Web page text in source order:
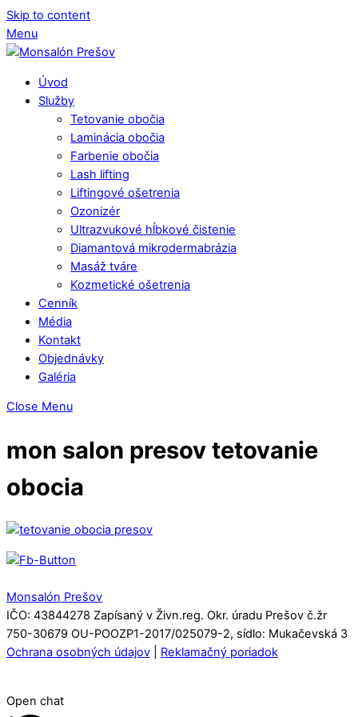
Skip to content
Menu
Úvod
Služby
Tetovanie obočia
Laminácia obočia
Farbenie obočia
Lash lifting
Liftingové ošetrenia
Ozonizér
Ultrazvukové hĺbkové čistenie
Diamantová mikrodermabrázia
Masáž tváre
Kozmetické ošetrenia
Cenník
Média
Kontakt
Objednávky
Galéria
Close Menu
mon salon presov tetovanie
obocia
Monsalón Prešov
IČO: 43844278 Zapísaný v Živn.reg. Okr. úradu Prešov č.žr
750-30679 OU-POOZP1-2017/025079-2, sídlo: Mukačevská 3
Ochrana osobných údajov
Reklamačný poriadok
Open chat